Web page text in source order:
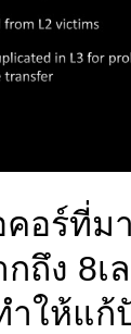
อร์ที่ม
กถึง 8
ำให้แ